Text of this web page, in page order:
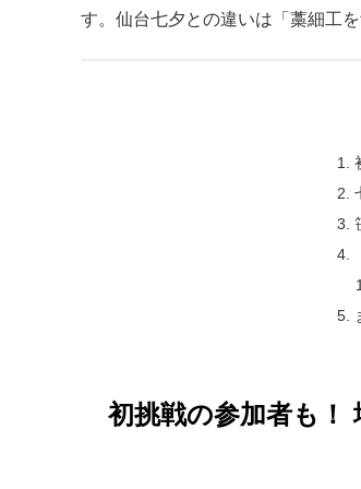
す。仙台七夕との違いは「藁細工
初挑戦の参加者も！